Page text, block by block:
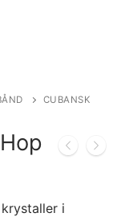
CUBANSK
i